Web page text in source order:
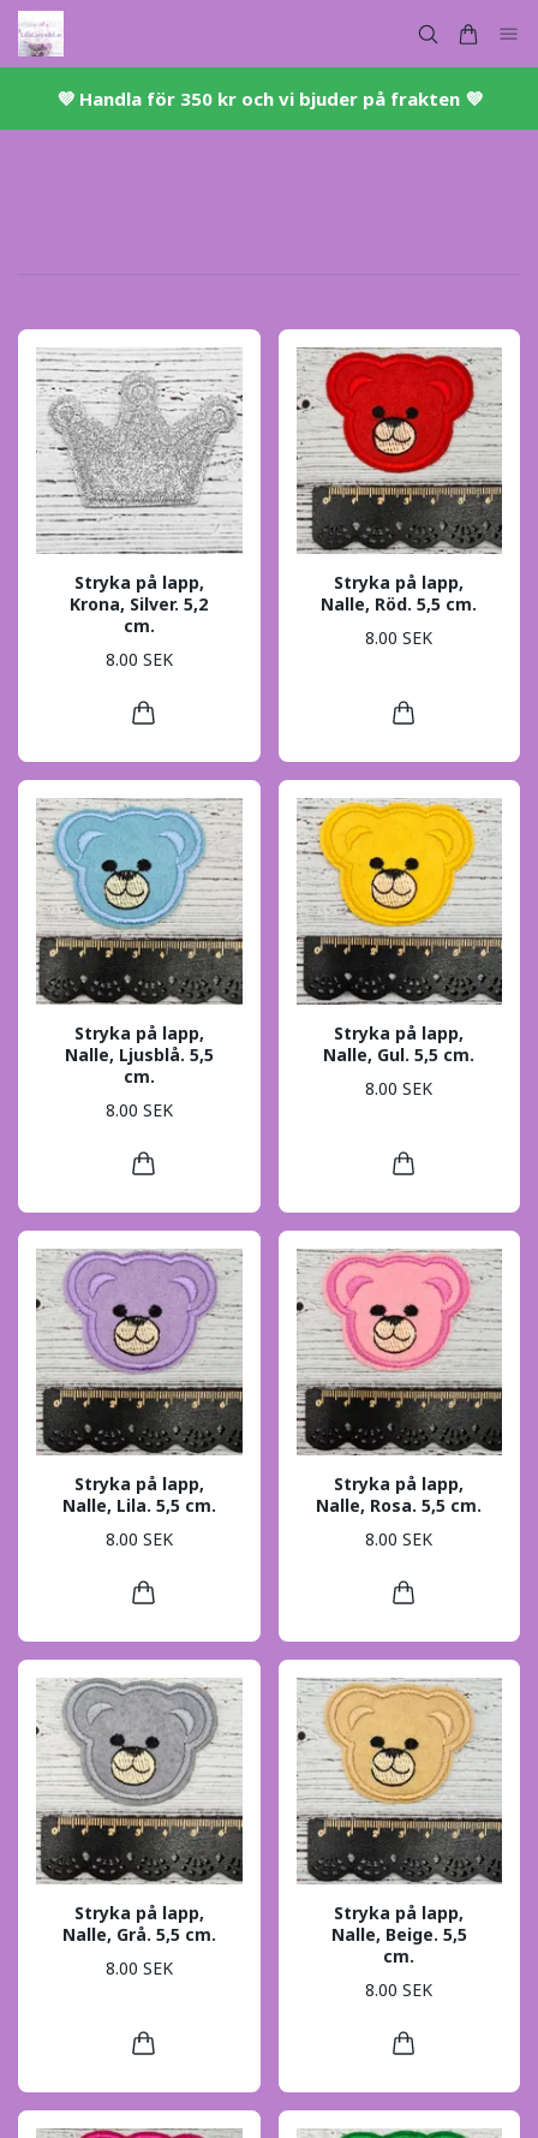
💜 ​Handla för 350 kr och vi bjuder på frakten 💜​
Stryka på lapp,
Krona, Silver. 5,2
cm.
8.00 SEK
Stryka på lapp,
Nalle, Röd. 5,5 cm.
8.00 SEK
Stryka på lapp,
Nalle, Ljusblå. 5,5
cm.
8.00 SEK
Stryka på lapp,
Nalle, Gul. 5,5 cm.
8.00 SEK
Stryka på lapp,
Nalle, Lila. 5,5 cm.
8.00 SEK
Stryka på lapp,
Nalle, Rosa. 5,5 cm.
8.00 SEK
Stryka på lapp,
Nalle, Grå. 5,5 cm.
8.00 SEK
Stryka på lapp,
Nalle, Beige. 5,5
cm.
8.00 SEK